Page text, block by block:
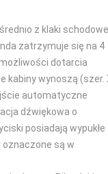
z klaki
zatrzymuje się na 4
dotarcia
kabiny wynoszą (szer.
automatyczne
dźwiękowa o
posiadają wypukłe
są w